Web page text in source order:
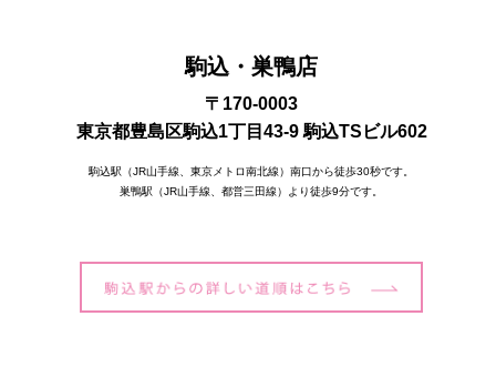
駒込・巣鴨店
〒170-0003
東京都豊島区駒込1丁目43-9 駒込TSビル602
駒込駅（JR山手線、東京メトロ南北線）南口から徒歩30秒です。
巣鴨駅（JR山手線、都営三田線）より徒歩9分です。